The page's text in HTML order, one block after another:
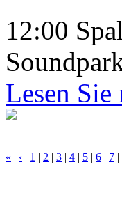
12:00
Lesen Sie
« | ‹ | 1 | 2 | 3 | 4 | 5 | 6 | 7 |